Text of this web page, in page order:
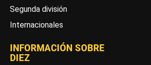
Segunda división
Internacionales
INFORMACIÓN SOBRE
DIEZ